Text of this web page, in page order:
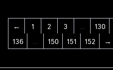
← 1 2 3 … 130
136
… 150 151 152 →